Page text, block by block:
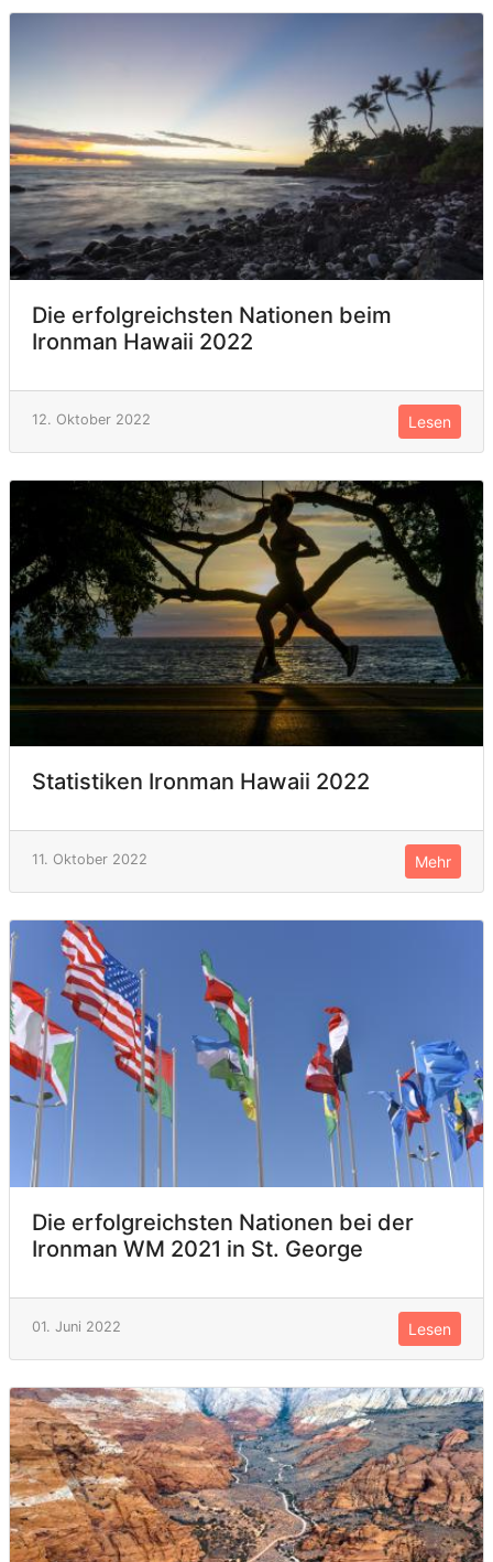
Die erfolgreichsten Nationen beim
Ironman Hawaii 2022
12. Oktober 2022 Lesen
Statistiken Ironman Hawaii 2022
11. Oktober 2022 Mehr
Die erfolgreichsten Nationen bei der
Ironman WM 2021 in St. George
01. Juni 2022 Lesen